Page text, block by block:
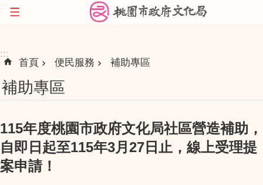
跳到主要內容區塊
:::
首頁 便民服務 補助專區
補助專區
115年度桃園市政府文化局社區營造補助，
自即日起至115年3月27日止，線上受理提
案申請！